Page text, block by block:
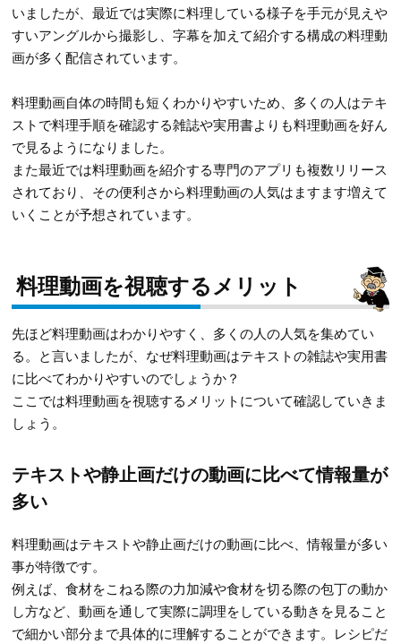
いましたが、最近では実際に料理している様子を手元が見えや
すいアングルから撮影し、字幕を加えて紹介する構成の料理動
画が多く配信されています。
料理動画自体の時間も短くわかりやすいため、多くの人はテキ
ストで料理手順を確認する雑誌や実用書よりも料理動画を好ん
で見るようになりました。
また最近では料理動画を紹介する専門のアプリも複数リリース
されており、その便利さから料理動画の人気はますます増えて
いくことが予想されています。
料理動画を視聴するメリット
先ほど料理動画はわかりやすく、多くの人の人気を集めてい
る。と言いましたが、なぜ料理動画はテキストの雑誌や実用書
に比べてわかりやすいのでしょうか？
ここでは料理動画を視聴するメリットについて確認していきま
しょう。
テキストや静止画だけの動画に比べて情報量が
多い
料理動画はテキストや静止画だけの動画に比べ、情報量が多い
事が特徴です。
例えば、食材をこねる際の力加減や食材を切る際の包丁の動か
し方など、動画を通して実際に調理をしている動きを見ること
で細かい部分まで具体的に理解することができます。レシピだ